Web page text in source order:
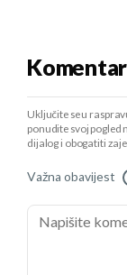
Uključite se u
ponudite svoj
dijalog i obogatiti
Važna obavijest